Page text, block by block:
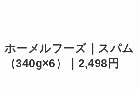
ホーメルフーズ｜スパム
（340g×6）｜2,498円